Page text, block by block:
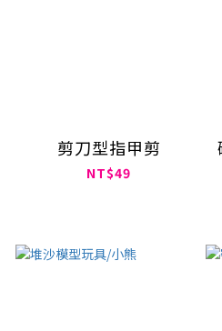
剪刀型指甲剪
NT$49